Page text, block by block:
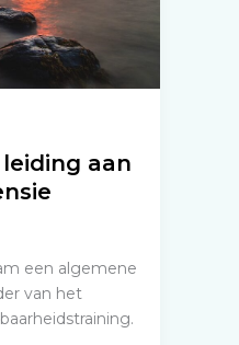
aan
een algemene
van het